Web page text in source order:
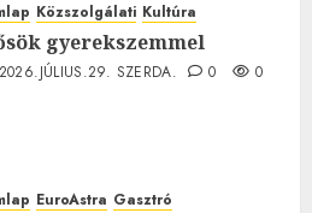
Közszolgálati Kultúra
gyerekszemmel
2026.JÚLIUS.29. SZERDA. 0 0
EuroAstra Gasztró